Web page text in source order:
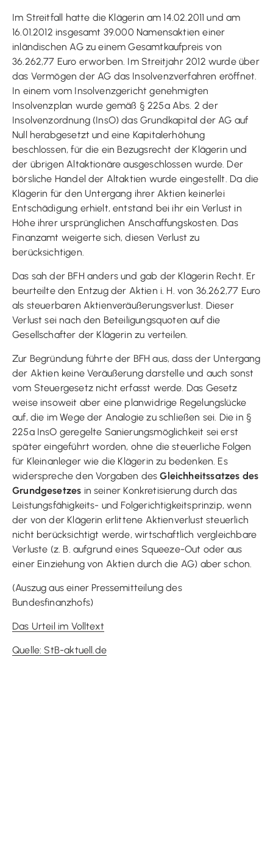
Im Streitfall hatte die Klägerin am 14.02.2011 und am
16.01.2012 insgesamt 39.000 Namensaktien einer
inländischen AG zu einem Gesamtkaufpreis von
36.262,77 Euro erworben. Im Streitjahr 2012 wurde über
das Vermögen der AG das Insolvenzverfahren eröffnet.
In einem vom Insolvenzgericht genehmigten
Insolvenzplan wurde gemäß § 225a Abs. 2 der
Insolvenzordnung (InsO) das Grundkapital der AG auf
Null herabgesetzt und eine Kapitalerhöhung
beschlossen, für die ein Bezugsrecht der Klägerin und
der übrigen Altaktionäre ausgeschlossen wurde. Der
börsliche Handel der Altaktien wurde eingestellt. Da die
Klägerin für den Untergang ihrer Aktien keinerlei
Entschädigung erhielt, entstand bei ihr ein Verlust in
Höhe ihrer ursprünglichen Anschaffungskosten. Das
Finanzamt weigerte sich, diesen Verlust zu
berücksichtigen.
Das sah der BFH anders und gab der Klägerin Recht. Er
beurteilte den Entzug der Aktien i. H. von 36.262,77 Euro
als steuerbaren Aktienveräußerungsverlust. Dieser
Verlust sei nach den Beteiligungsquoten auf die
Gesellschafter der Klägerin zu verteilen.
Zur Begründung führte der BFH aus, dass der Untergang
der Aktien keine Veräußerung darstelle und auch sonst
vom Steuergesetz nicht erfasst werde. Das Gesetz
weise insoweit aber eine planwidrige Regelungslücke
auf, die im Wege der Analogie zu schließen sei. Die in §
225a InsO geregelte Sanierungsmöglichkeit sei erst
später eingeführt worden, ohne die steuerliche Folgen
für Kleinanleger wie die Klägerin zu bedenken. Es
widerspreche den Vorgaben desGleichheitssatzes des
Grundgesetzes in seiner Konkretisierung durch das
Leistungsfähigkeits- und Folgerichtigkeitsprinzip, wenn
der von der Klägerin erlittene Aktienverlust steuerlich
nicht berücksichtigt werde, wirtschaftlich vergleichbare
Verluste (z. B. aufgrund eines Squeeze-Out oder aus
einer Einziehung von Aktien durch die AG) aber schon.
(Auszug aus einer Pressemitteilung des
Bundesfinanzhofs)
Das Urteil im Volltext
Quelle: StB-aktuell.de